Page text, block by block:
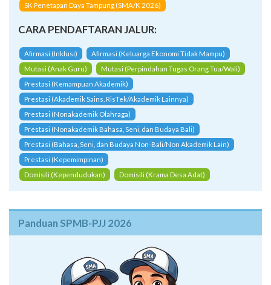
SK Penetapan Daya Tampung (SMA/K 2026)
CARA PENDAFTARAN JALUR:
Afirmasi (Inklusi)
Afirmasi (Keluarga Ekonomi Tidak Mampu)
Mutasi (Anak Guru)
Mutasi (Perpindahan Tugas Orang Tua/Wali)
Prestasi (Kemampuan Akademik)
Prestasi (Akademik Sains, RisTek/Akademik Lainnya)
Prestasi (Nonakademik Olahraga)
Prestasi (Nonakademik Bahasa, Seni, dan Budaya Bali)
Prestasi (Bahasa, Seni, dan Budaya Non-Bali/Non Akademik Lain)
Prestasi (Kepemimpinan)
Domisili (Kependudukan)
Domisili (Krama Desa Adat)
Panduan SPMB-PJJ 2026